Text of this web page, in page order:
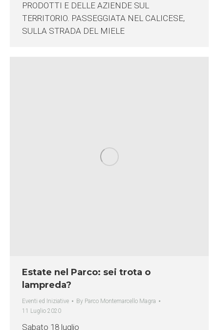
PRODOTTI E DELLE AZIENDE SUL
TERRITORIO. PASSEGGIATA NEL CALICESE,
SULLA STRADA DEL MIELE
Estate nel Parco: sei trota o
lampreda?
Eventi ed Iniziative By Parco Montemarcello Magra
11 Luglio 2020
Sabato 18 luglio